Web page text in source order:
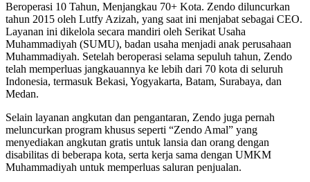
Beroperasi 10 Tahun, Menjangkau 70+ Kota. Zendo diluncurkan
tahun 2015 oleh Lutfy Azizah, yang saat ini menjabat sebagai CEO.
Layanan ini dikelola secara mandiri oleh Serikat Usaha
Muhammadiyah (SUMU), badan usaha menjadi anak perusahaan
Muhammadiyah. Setelah beroperasi selama sepuluh tahun, Zendo
telah memperluas jangkauannya ke lebih dari 70 kota di seluruh
Indonesia, termasuk Bekasi, Yogyakarta, Batam, Surabaya, dan
Medan.
Selain layanan angkutan dan pengantaran, Zendo juga pernah
meluncurkan program khusus seperti “Zendo Amal” yang
menyediakan angkutan gratis untuk lansia dan orang dengan
disabilitas di beberapa kota, serta kerja sama dengan UMKM
Muhammadiyah untuk memperluas saluran penjualan.